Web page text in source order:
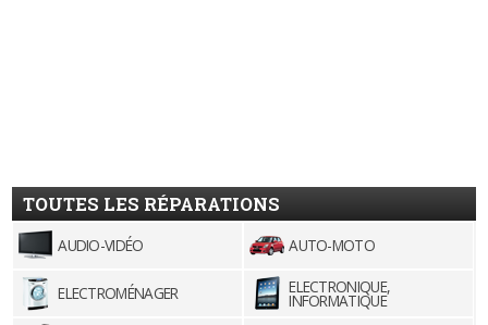
TOUTES LES RÉPARATIONS
AUDIO-VIDÉO AUTO-MOTO
ELECTROMÉNAGER ELECTRONIQUE,
INFORMATIQUE